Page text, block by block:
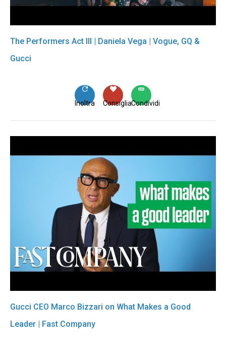
The Performers Act III | Daniela Vega | Vogue, GQ &
Gucci
Condividi
Consiglia
Inoltra
Gucci CEO Marco Bizzari on What Makes a Good
Leader | Fast Company